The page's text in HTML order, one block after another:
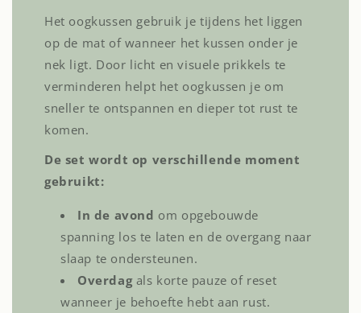
Het oogkussen gebruik je tijdens het liggen
op de mat of wanneer het kussen onder je
nek ligt. Door licht en visuele prikkels te
verminderen helpt het oogkussen je om
sneller te ontspannen en dieper tot rust te
komen.
De set wordt op verschillende moment
gebruikt:
In de avond om opgebouwde
spanning los te laten en de overgang naar
slaap te ondersteunen.
Overdagals korte pauze of reset
wanneer je behoefte hebt aan rust.